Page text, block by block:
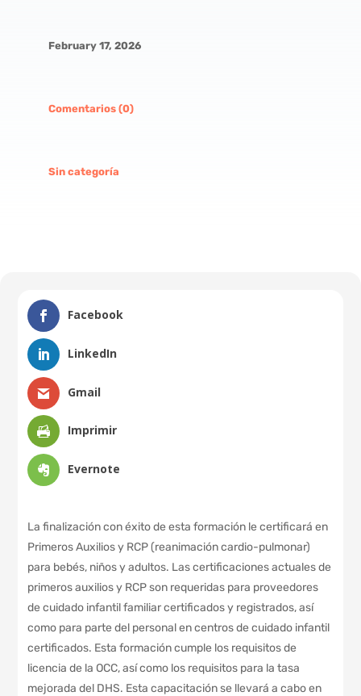
February 17, 2026
Comentarios (0)
Sin categoría
Facebook
LinkedIn
Gmail
Imprimir
Evernote
La finalización con éxito de esta formación le certificará en
Primeros Auxilios y RCP (reanimación cardio-pulmonar)
para bebés, niños y adultos. Las certificaciones actuales de
primeros auxilios y RCP son requeridas para proveedores
de cuidado infantil familiar certificados y registrados, así
como para parte del personal en centros de cuidado infantil
certificados. Esta formación cumple los requisitos de
licencia de la OCC, así como los requisitos para la tasa
mejorada del DHS. Esta capacitación se llevará a cabo en